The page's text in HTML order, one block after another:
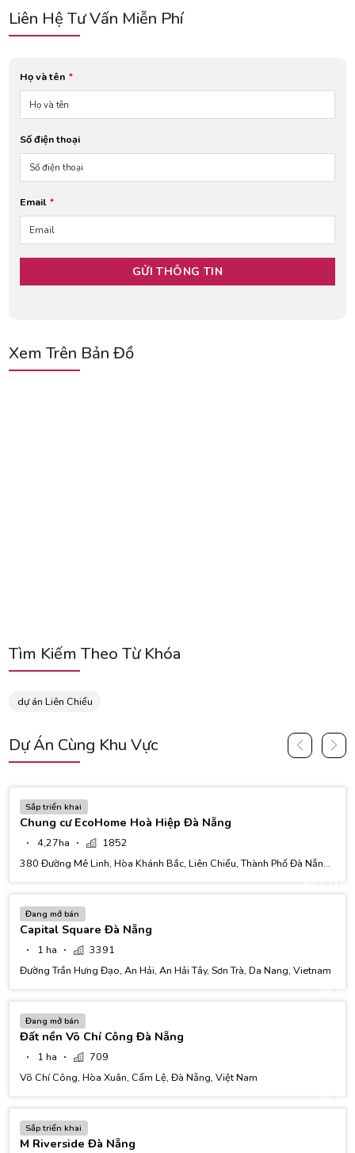
Liên Hệ Tư Vấn Miễn Phí
Họ và tên *
Số điện thoại
Email *
Xem Trên Bản Đồ
Tìm Kiếm Theo Từ Khóa
dự án Liên Chiểu
Dự Án Cùng Khu Vực
Sắp triển khai
Chung cư EcoHome Hoà Hiệp Đà Nẵng
4,27ha
1852
380 Đường Mê Linh, Hòa Khánh Bắc, Liên Chiểu, Thành Phố Đà Nẵng,
Đang mở bán
Capital Square Đà Nẵng
1 ha
3391
Đường Trần Hưng Đạo, An Hải, An Hải Tây, Sơn Trà, Da Nang, Vietnam
Đang mở bán
Đất nền Võ Chí Công Đà Nẵng
1 ha
709
Võ Chí Công, Hòa Xuân, Cẩm Lệ, Đà Nẵng, Việt Nam
Sắp triển khai
M Riverside Đà Nẵng